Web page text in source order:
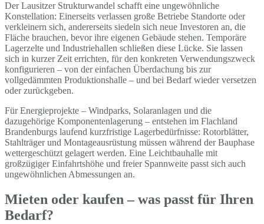
Der Lausitzer Strukturwandel schafft eine ungewöhnliche
Konstellation: Einerseits verlassen große Betriebe Standorte oder
verkleinern sich, andererseits siedeln sich neue Investoren an, die
Fläche brauchen, bevor ihre eigenen Gebäude stehen. Temporäre
Lagerzelte und Industriehallen schließen diese Lücke. Sie lassen
sich in kurzer Zeit errichten, für den konkreten Verwendungszweck
konfigurieren – von der einfachen Überdachung bis zur
vollgedämmten Produktionshalle – und bei Bedarf wieder versetzen
oder zurückgeben.
Für Energieprojekte – Windparks, Solaranlagen und die
dazugehörige Komponentenlagerung – entstehen im Flachland
Brandenburgs laufend kurzfristige Lagerbedürfnisse: Rotorblätter,
Stahlträger und Montageausrüstung müssen während der Bauphase
wettergeschützt gelagert werden. Eine Leichtbauhalle mit
großzügiger Einfahrtshöhe und freier Spannweite passt sich auch
ungewöhnlichen Abmessungen an.
Mieten oder kaufen – was passt für Ihren
Bedarf?